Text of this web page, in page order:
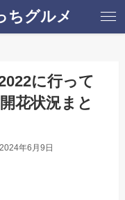
ちグルメ
に行って
花状況まと
2024年6月9日